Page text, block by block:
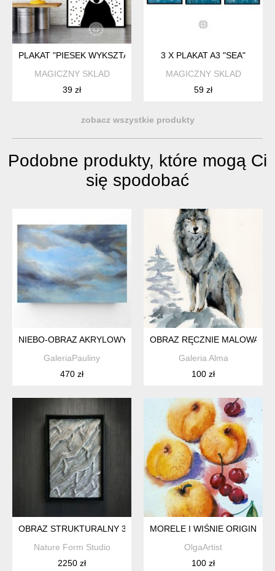
PLAKAT "PIESEK WYKSZTAŁCIUSZEK" A3
MAGICZNY SKLAD
39 zł
3 X PLAKAT A3 "SEA"
MAGICZNY SKLAD
59 zł
zobacz wszystkie produkty
Podobne produkty, które mogą Ci
się spodobać
NIEBO-OBRAZ AKRYLOWY
GaleriaPauliny
470 zł
OBRAZ RĘCZNIE MALOWANY
Galeria Alma
100 zł
OBRAZ STRUKTURALNY 3D | RELIEF ŚCIENNY | UNIKAT
Nature Form Studio
2250 zł
MORELE I WIŚNIE ORIGINAL
OlgaArtist
100 zł